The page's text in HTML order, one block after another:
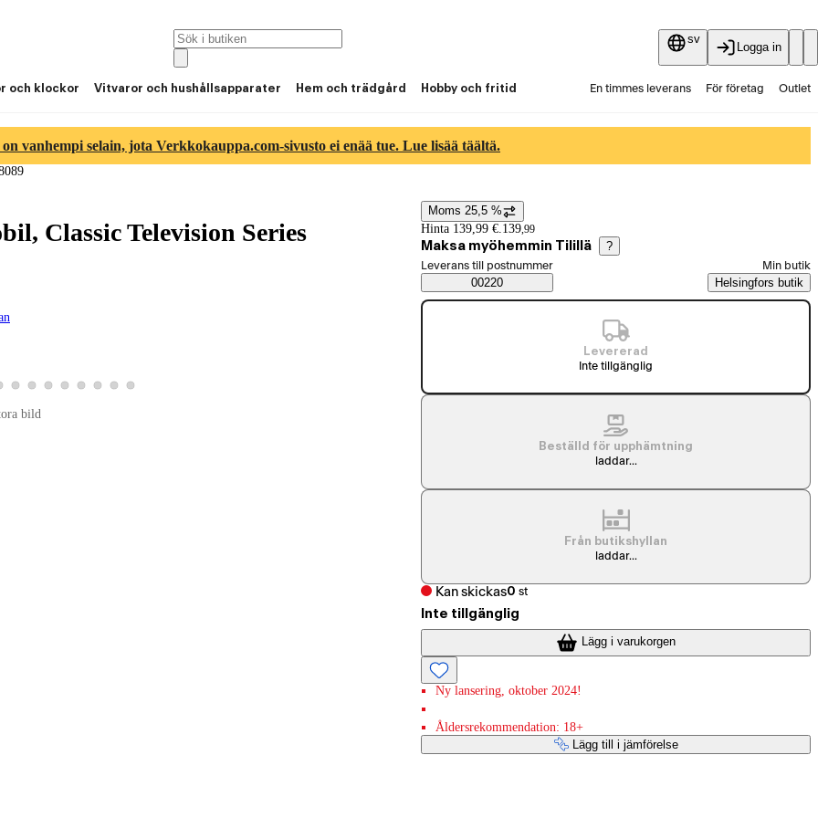
sv
Logga in
och klockor Vitvaror och hushållsapparater Hem och trädgård Hobby och fritid En timmes leverans För företag Outlet
on vanhempi selain, jota Verkkokauppa.com-sivusto ei enää tue. Lue lisää täältä.
Classic Television Series
7 8
produktbild 9
Visa produktbild 10
Visa produktbild 11
Visa produktbild 12
Visa produktbild 13
Visa produktbild 14
Visa produktbild 15
Visa produktbild 16
Visa produktbild 17
bild
Prisinformation
Moms 25,5 %
Hinta 139,99 €. 139,99
Maksa myöhemmin Tilillä ?
Saatavuustiedot
Välj beställningssätt
Leverans till postnummer
00220
Min butik
Helsingfors butik
Levererad
Inte tillgänglig
Beställd för upphämtning
laddar...
Från butikshyllan
laddar...
Kan skickas0 st
Inte tillgänglig
Lägg i varukorgen
Ny lansering, oktober 2024!
Åldersrekommendation: 18+
Lägg till i jämförelse